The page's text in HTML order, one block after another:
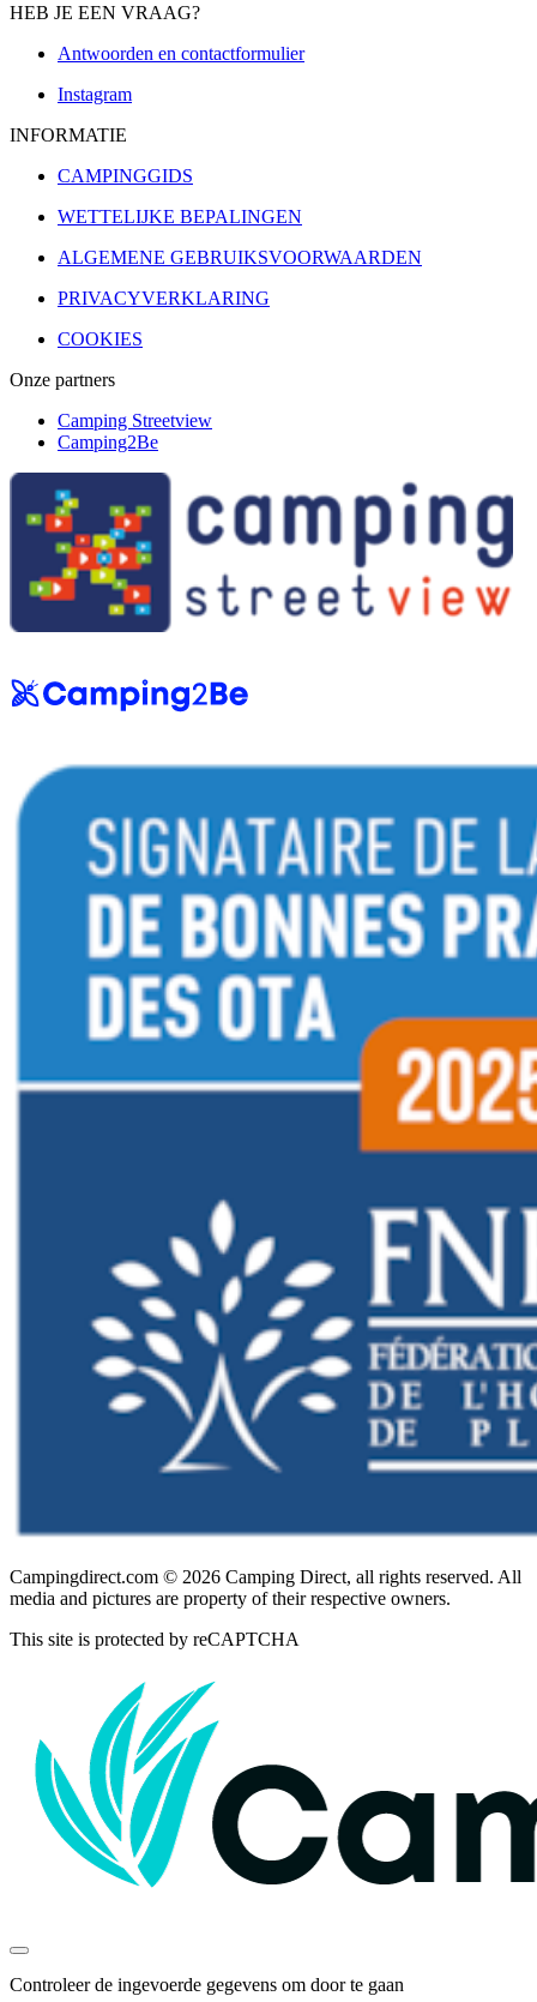
HEB JE EEN VRAAG?
Antwoorden en contactformulier
Instagram
INFORMATIE
CAMPINGGIDS
WETTELIJKE BEPALINGEN
ALGEMENE GEBRUIKSVOORWAARDEN
PRIVACYVERKLARING
COOKIES
Onze partners
Camping Streetview
Camping2Be
Campingdirect.com © 2026 Camping Direct, all rights reserved. All
media and pictures are property of their respective owners.
This site is protected by reCAPTCHA
Controleer de ingevoerde gegevens om door te gaan